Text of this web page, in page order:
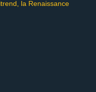
la Renaissance